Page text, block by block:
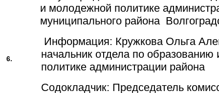
6.
и молодежной политике
муниципального района
Информация: Кружкова Ольга
начальник отдела по
политике администрации района
Содокладчик: Председатель